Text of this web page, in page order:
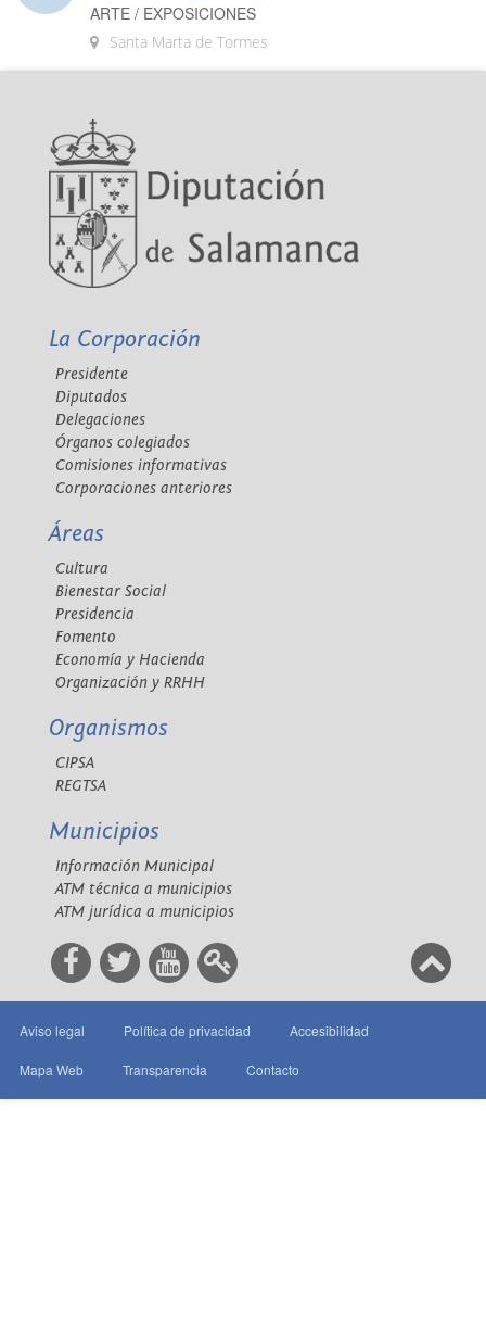
ARTE / EXPOSICIONES
Santa Marta de Tormes
La Corporación
Presidente
Diputados
Delegaciones
Órganos colegiados
Comisiones informativas
Corporaciones anteriores
Áreas
Cultura
Bienestar Social
Presidencia
Fomento
Economía y Hacienda
Organización y RRHH
Organismos
CIPSA
REGTSA
Municipios
Información Municipal
ATM técnica a municipios
ATM jurídica a municipios
Aviso legal Política de privacidad Accesibilidad
Mapa Web Transparencia Contacto